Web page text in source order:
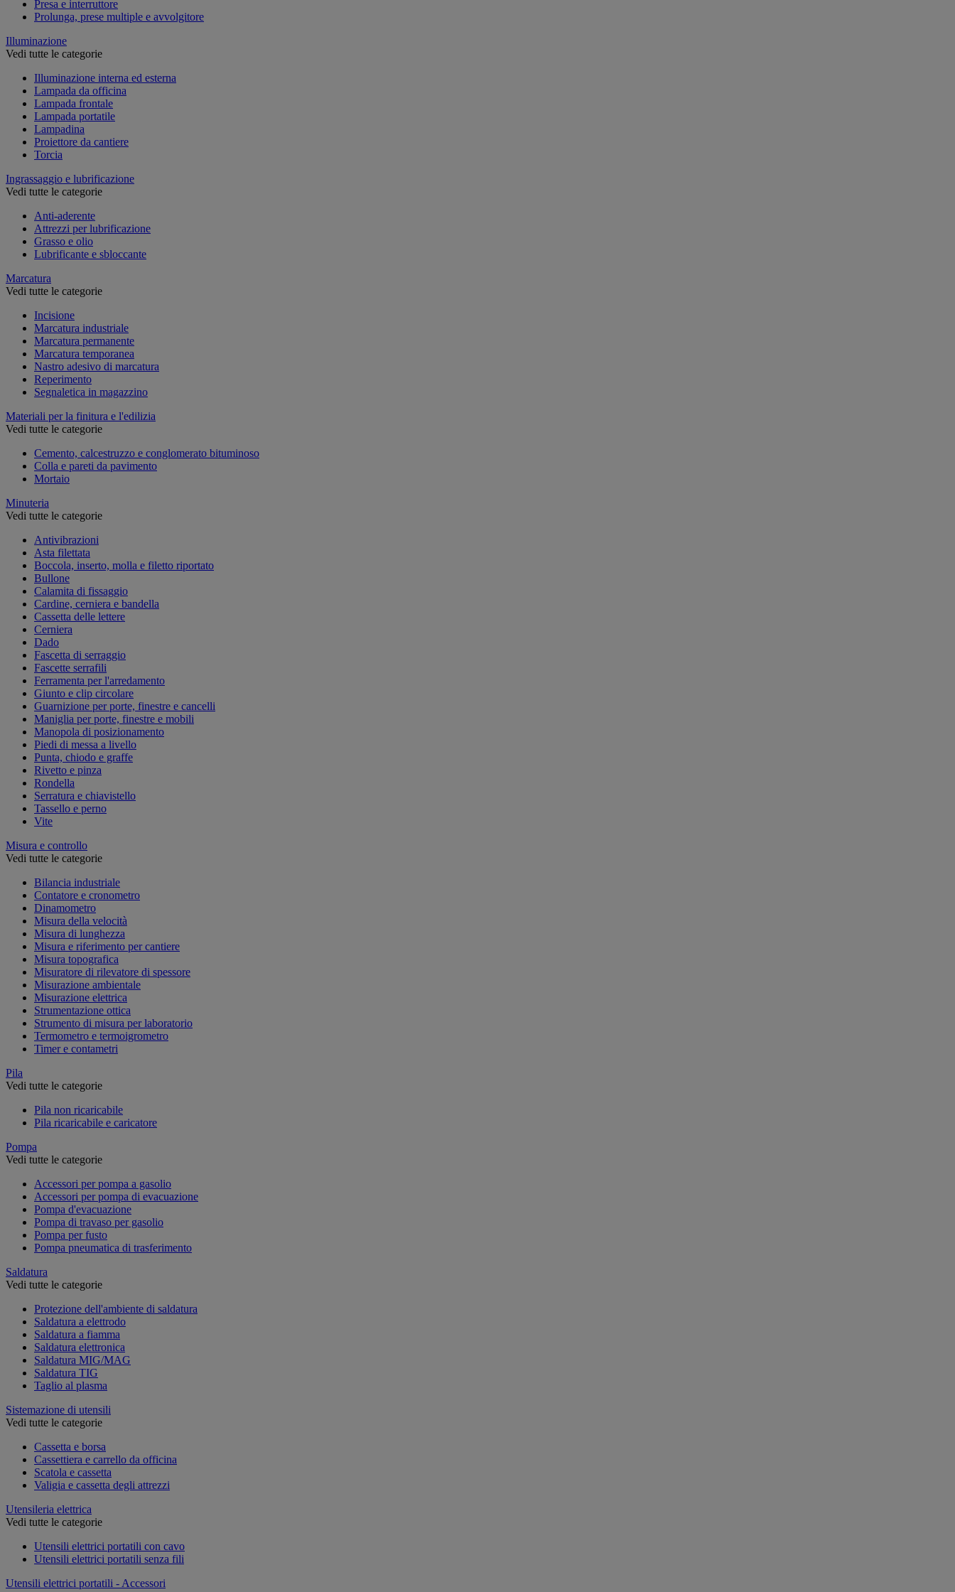
Presa e interruttore
Prolunga, prese multiple e avvolgitore
Illuminazione
Vedi tutte le categorie
Illuminazione interna ed esterna
Lampada da officina
Lampada frontale
Lampada portatile
Lampadina
Proiettore da cantiere
Torcia
Ingrassaggio e lubrificazione
Vedi tutte le categorie
Anti-aderente
Attrezzi per lubrificazione
Grasso e olio
Lubrificante e sbloccante
Marcatura
Vedi tutte le categorie
Incisione
Marcatura industriale
Marcatura permanente
Marcatura temporanea
Nastro adesivo di marcatura
Reperimento
Segnaletica in magazzino
Materiali per la finitura e l'edilizia
Vedi tutte le categorie
Cemento, calcestruzzo e conglomerato bituminoso
Colla e pareti da pavimento
Mortaio
Minuteria
Vedi tutte le categorie
Antivibrazioni
Asta filettata
Boccola, inserto, molla e filetto riportato
Bullone
Calamita di fissaggio
Cardine, cerniera e bandella
Cassetta delle lettere
Cerniera
Dado
Fascetta di serraggio
Fascette serrafili
Ferramenta per l'arredamento
Giunto e clip circolare
Guarnizione per porte, finestre e cancelli
Maniglia per porte, finestre e mobili
Manopola di posizionamento
Piedi di messa a livello
Punta, chiodo e graffe
Rivetto e pinza
Rondella
Serratura e chiavistello
Tassello e perno
Vite
Misura e controllo
Vedi tutte le categorie
Bilancia industriale
Contatore e cronometro
Dinamometro
Misura della velocità
Misura di lunghezza
Misura e riferimento per cantiere
Misura topografica
Misuratore di rilevatore di spessore
Misurazione ambientale
Misurazione elettrica
Strumentazione ottica
Strumento di misura per laboratorio
Termometro e termoigrometro
Timer e contametri
Pila
Vedi tutte le categorie
Pila non ricaricabile
Pila ricaricabile e caricatore
Pompa
Vedi tutte le categorie
Accessori per pompa a gasolio
Accessori per pompa di evacuazione
Pompa d'evacuazione
Pompa di travaso per gasolio
Pompa per fusto
Pompa pneumatica di trasferimento
Saldatura
Vedi tutte le categorie
Protezione dell'ambiente di saldatura
Saldatura a elettrodo
Saldatura a fiamma
Saldatura elettronica
Saldatura MIG/MAG
Saldatura TIG
Taglio al plasma
Sistemazione di utensili
Vedi tutte le categorie
Cassetta e borsa
Cassettiera e carrello da officina
Scatola e cassetta
Valigia e cassetta degli attrezzi
Utensileria elettrica
Vedi tutte le categorie
Utensili elettrici portatili con cavo
Utensili elettrici portatili senza fili
Utensili elettrici portatili - Accessori